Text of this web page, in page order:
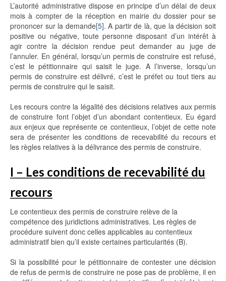
L’autorité administrative dispose en principe d’un délai de deux
mois à compter de la réception en mairie du dossier pour se
prononcer sur la demande[5]. A partir de là, que la décision soit
positive ou négative, toute personne disposant d’un intérêt à
agir contre la décision rendue peut demander au juge de
l’annuler. En général, lorsqu’un permis de construire est refusé,
c’est le pétitionnaire qui saisit le juge. A l’inverse, lorsqu’un
permis de construire est délivré, c’est le préfet ou tout tiers au
permis de construire qui le saisit.
Les recours contre la légalité des décisions relatives aux permis
de construire font l’objet d’un abondant contentieux. Eu égard
aux enjeux que représente ce contentieux, l’objet de cette note
sera de présenter les conditions de recevabilité du recours et
les règles relatives à la délivrance des permis de construire.
I – Les conditions de recevabilité du
recours
Le contentieux des permis de construire relève de la
compétence des juridictions administratives. Les règles de
procédure suivent donc celles applicables au contentieux
administratif bien qu’il existe certaines particularités (B).
Si la possibilité pour le pétitionnaire de contester une décision
de refus de permis de construire ne pose pas de problème, il en